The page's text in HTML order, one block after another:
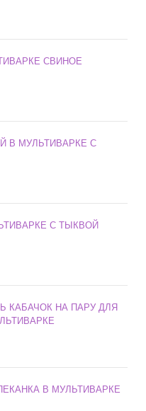
СВИНОЕ
В МУЛЬТИВАРКЕ С
С ТЫКВОЙ
КАБАЧОК НА ПАРУ ДЛЯ
В МУЛЬТИВАРКЕ